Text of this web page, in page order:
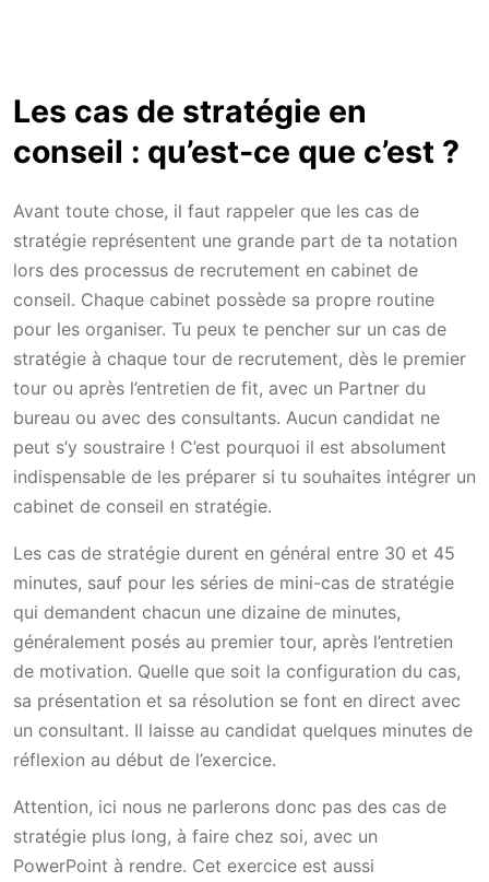
Les cas de stratégie en
conseil : qu’est-ce que c’est ?
Avant toute chose, il faut rappeler que les cas de
stratégie représentent une grande part de ta notation
lors des processus de recrutement en cabinet de
conseil. Chaque cabinet possède sa propre routine
pour les organiser. Tu peux te pencher sur un cas de
stratégie à chaque tour de recrutement, dès le premier
tour ou après l’entretien de fit, avec un Partner du
bureau ou avec des consultants. Aucun candidat ne
peut s’y soustraire ! C’est pourquoi il est absolument
indispensable de les préparer si tu souhaites intégrer un
cabinet de conseil en stratégie.
Les cas de stratégie durent en général entre 30 et 45
minutes, sauf pour les séries de mini-cas de stratégie
qui demandent chacun une dizaine de minutes,
généralement posés au premier tour, après l’entretien
de motivation. Quelle que soit la configuration du cas,
sa présentation et sa résolution se font en direct avec
un consultant. Il laisse au candidat quelques minutes de
réflexion au début de l’exercice.
Attention, ici nous ne parlerons donc pas des cas de
stratégie plus long, à faire chez soi, avec un
PowerPoint à rendre. Cet exercice est aussi